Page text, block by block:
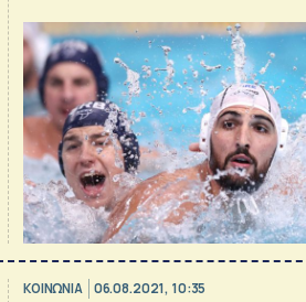
βάθρου
ΚΟΙΝΩΝΙΑ 06.08.2021, 10:35